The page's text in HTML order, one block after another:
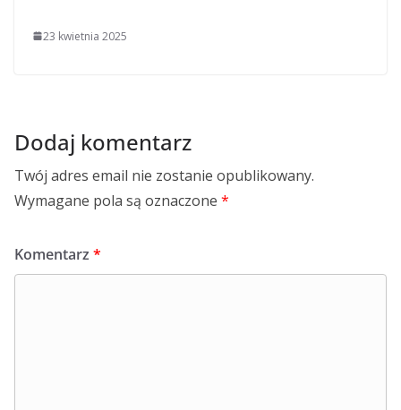
23 kwietnia 2025
Dodaj komentarz
Twój adres email nie zostanie opublikowany.
Wymagane pola są oznaczone *
Komentarz *